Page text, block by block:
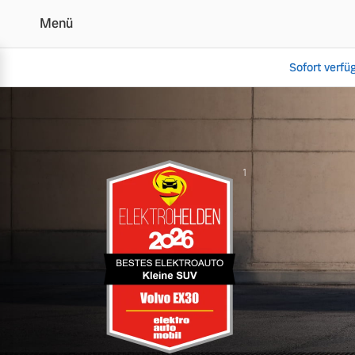
Der Volvo EX30 | Alle
Menü
Sofort
Plug-in Hybrid
1